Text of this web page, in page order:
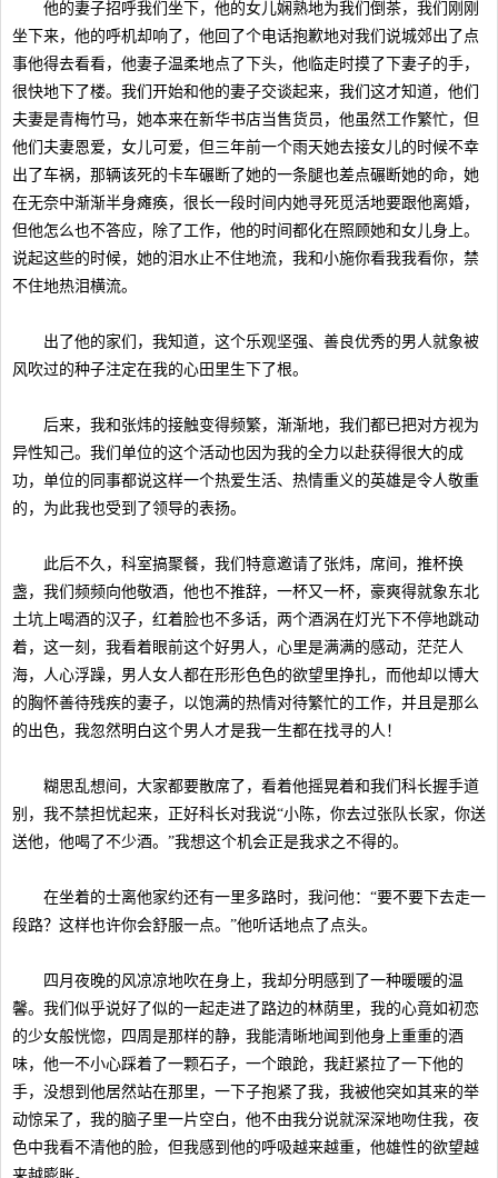
他的妻子招呼我们坐下，他的女儿娴熟地为我们倒茶，我们刚刚
坐下来，他的呼机却响了，他回了个电话抱歉地对我们说城郊出了点
事他得去看看，他妻子温柔地点了下头，他临走时摸了下妻子的手，
很快地下了楼。我们开始和他的妻子交谈起来，我们这才知道，他们
夫妻是青梅竹马，她本来在新华书店当售货员，他虽然工作繁忙，但
他们夫妻恩爱，女儿可爱，但三年前一个雨天她去接女儿的时候不幸
出了车祸，那辆该死的卡车碾断了她的一条腿也差点碾断她的命，她
在无奈中渐渐半身瘫痪，很长一段时间内她寻死觅活地要跟他离婚，
但他怎么也不答应，除了工作，他的时间都化在照顾她和女儿身上。
说起这些的时候，她的泪水止不住地流，我和小施你看我我看你，禁
不住地热泪横流。
出了他的家们，我知道，这个乐观坚强、善良优秀的男人就象被
风吹过的种子注定在我的心田里生下了根。
后来，我和张炜的接触变得频繁，渐渐地，我们都已把对方视为
异性知己。我们单位的这个活动也因为我的全力以赴获得很大的成
功，单位的同事都说这样一个热爱生活、热情重义的英雄是令人敬重
的，为此我也受到了领导的表扬。
此后不久，科室搞聚餐，我们特意邀请了张炜，席间，推杯换
盏，我们频频向他敬酒，他也不推辞，一杯又一杯，豪爽得就象东北
土坑上喝酒的汉子，红着脸也不多话，两个酒涡在灯光下不停地跳动
着，这一刻，我看着眼前这个好男人，心里是满满的感动，茫茫人
海，人心浮躁，男人女人都在形形色色的欲望里挣扎，而他却以博大
的胸怀善待残疾的妻子，以饱满的热情对待繁忙的工作，并且是那么
的出色，我忽然明白这个男人才是我一生都在找寻的人！
糊思乱想间，大家都要散席了，看着他摇晃着和我们科长握手道
别，我不禁担忧起来，正好科长对我说“小陈，你去过张队长家，你送
送他，他喝了不少酒。”我想这个机会正是我求之不得的。
在坐着的士离他家约还有一里多路时，我问他：“要不要下去走一
段路？这样也许你会舒服一点。”他听话地点了点头。
四月夜晚的风凉凉地吹在身上，我却分明感到了一种暖暖的温
馨。我们似乎说好了似的一起走进了路边的林荫里，我的心竟如初恋
的少女般恍惚，四周是那样的静，我能清晰地闻到他身上重重的酒
味，他一不小心踩着了一颗石子，一个踉跄，我赶紧拉了一下他的
手，没想到他居然站在那里，一下子抱紧了我，我被他突如其来的举
动惊呆了，我的脑子里一片空白，他不由我分说就深深地吻住我，夜
色中我看不清他的脸，但我感到他的呼吸越来越重，他雄性的欲望越